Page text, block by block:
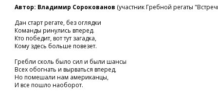
Автор: Владимир Сорокованов (участник Гребной регаты
Дан старт регате, без оглядки
Команды ринулись вперед.
Кто победит, вот тут загадка,
Кому здесь больше повезет.
Гребли сколь было сил и были шансы
Всех обогнать и вырваться вперед,
Но помешали нам американцы,
И все пошло наоборот.